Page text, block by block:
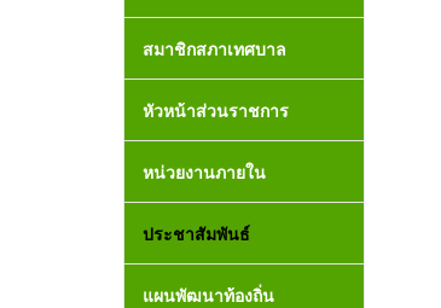
สมาชิกสภาเทศบาล
หัวหน้าส่วนราชการ
หน่วยงานภายใน
ประชาสัมพันธ์
แผนพัฒนาท้องถิ่น